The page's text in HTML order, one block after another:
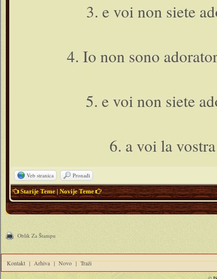
3. e voi non siete
4. Io non sono
5. e voi non siete
6. a voi la
Veb stranica Pronađi
Starije Teme|Novije Teme
Oblik Za Štampu
Kontakt | Arhiva | Novo | Traži